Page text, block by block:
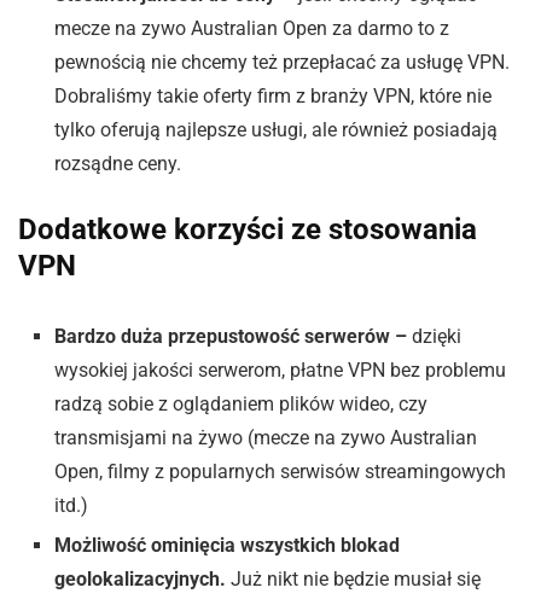
mecze na zywo Australian Open za darmo to z
pewnością nie chcemy też przepłacać za usługę VPN.
Dobraliśmy takie oferty firm z branży VPN, które nie
tylko oferują najlepsze usługi, ale również posiadają
rozsądne ceny.
Dodatkowe korzyści ze stosowania
VPN
Bardzo duża przepustowość serwerów – dzięki
wysokiej jakości serwerom, płatne VPN bez problemu
radzą sobie z oglądaniem plików wideo, czy
transmisjami na żywo (mecze na zywo Australian
Open, filmy z popularnych serwisów streamingowych
itd.)
Możliwość ominięcia wszystkich blokad
geolokalizacyjnych. Już nikt nie będzie musiał się